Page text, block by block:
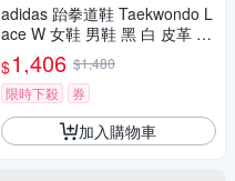
adidas 跆拳道鞋 Taekwondo L
ace W 女鞋 男鞋 黑 白 皮革 休
閒鞋 愛迪達 JS1193
$1,406 $1,480
限時下殺
券
加入購物車